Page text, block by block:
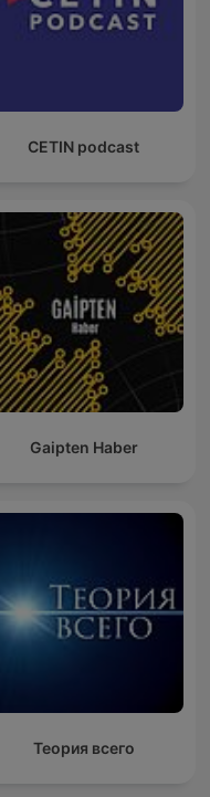
CETIN podcast
Gaipten Haber
Теория всего